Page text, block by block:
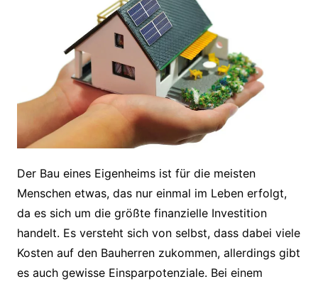
Der Bau eines Eigenheims ist für die meisten
Menschen etwas, das nur einmal im Leben erfolgt,
da es sich um die größte finanzielle Investition
handelt. Es versteht sich von selbst, dass dabei viele
Kosten auf den Bauherren zukommen, allerdings gibt
es auch gewisse Einsparpotenziale. Bei einem